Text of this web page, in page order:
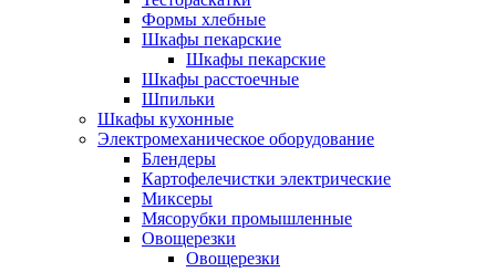
Формы хлебные
Шкафы пекарские
Шкафы пекарские
Шкафы расстоечные
Шпильки
Шкафы кухонные
Электромеханическое оборудование
Блендеры
Картофелечистки электрические
Миксеры
Мясорубки промышленные
Овощерезки
Овощерезки